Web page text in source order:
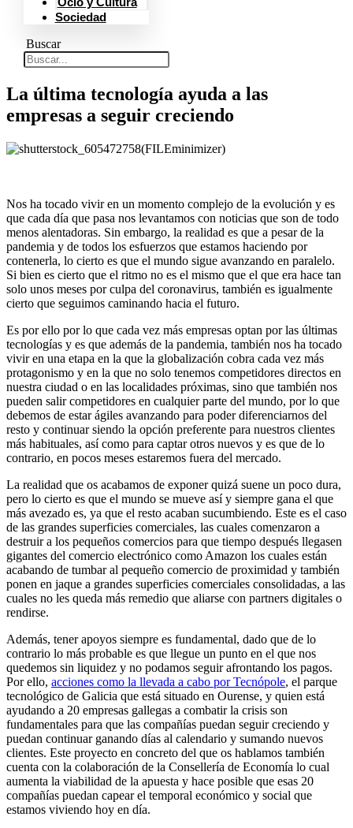
Sociedad
Buscar
La última tecnología ayuda a las
empresas a seguir creciendo
Nos ha tocado vivir en un momento complejo de la evolución y es
que cada día que pasa nos levantamos con noticias que son de todo
menos alentadoras. Sin embargo, la realidad es que a pesar de la
pandemia y de todos los esfuerzos que estamos haciendo por
contenerla, lo cierto es que el mundo sigue avanzando en paralelo.
Si bien es cierto que el ritmo no es el mismo que el que era hace tan
solo unos meses por culpa del coronavirus, también es igualmente
cierto que seguimos caminando hacia el futuro.
Es por ello por lo que cada vez más empresas optan por las últimas
tecnologías y es que además de la pandemia, también nos ha tocado
vivir en una etapa en la que la globalización cobra cada vez más
protagonismo y en la que no solo tenemos competidores directos en
nuestra ciudad o en las localidades próximas, sino que también nos
pueden salir competidores en cualquier parte del mundo, por lo que
debemos de estar ágiles avanzando para poder diferenciarnos del
resto y continuar siendo la opción preferente para nuestros clientes
más habituales, así como para captar otros nuevos y es que de lo
contrario, en pocos meses estaremos fuera del mercado.
La realidad que os acabamos de exponer quizá suene un poco dura,
pero lo cierto es que el mundo se mueve así y siempre gana el que
más avezado es, ya que el resto acaban sucumbiendo. Este es el caso
de las grandes superficies comerciales, las cuales comenzaron a
destruir a los pequeños comercios para que tiempo después llegasen
gigantes del comercio electrónico como Amazon los cuales están
acabando de tumbar al pequeño comercio de proximidad y también
ponen en jaque a grandes superficies comerciales consolidadas, a las
cuales no les queda más remedio que aliarse con partners digitales o
rendirse.
Además, tener apoyos siempre es fundamental, dado que de lo
contrario lo más probable es que llegue un punto en el que nos
quedemos sin liquidez y no podamos seguir afrontando los pagos.
Por ello, acciones como la llevada a cabo por Tecnópole, el parque
tecnológico de Galicia que está situado en Ourense, y quien está
ayudando a 20 empresas gallegas a combatir la crisis son
fundamentales para que las compañías puedan seguir creciendo y
puedan continuar ganando días al calendario y sumando nuevos
clientes. Este proyecto en concreto del que os hablamos también
cuenta con la colaboración de la Consellería de Economía lo cual
aumenta la viabilidad de la apuesta y hace posible que esas 20
compañías puedan capear el temporal económico y social que
estamos viviendo hoy en día.